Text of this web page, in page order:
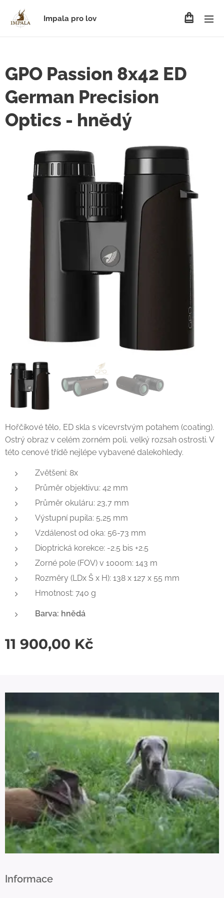
Impala pro lov
GPO Passion 8x42 ED
German Precision
Optics - hnědý
Hořčíkové tělo, ED skla s vícevrstvým potahem (coating).
Ostrý obraz v celém zorném poli, velký rozsah ostrosti. V
této cenové třídě nejlépe vybavené dalekohledy.
Zvětšení: 8x
Průměr objektivu: 42 mm
Průměr okuláru: 23,7 mm
Výstupní pupila: 5,25 mm
Vzdálenost od oka: 56-73 mm
Dioptrická korekce: -2.5 bis +2.5
Zorné pole (FOV) v 1000m: 143 m
Rozměry (LDx Š x H): 138 x 127 x 55 mm
Hmotnost: 740 g
Barva: hnědá
11 900,00 Kč
Informace